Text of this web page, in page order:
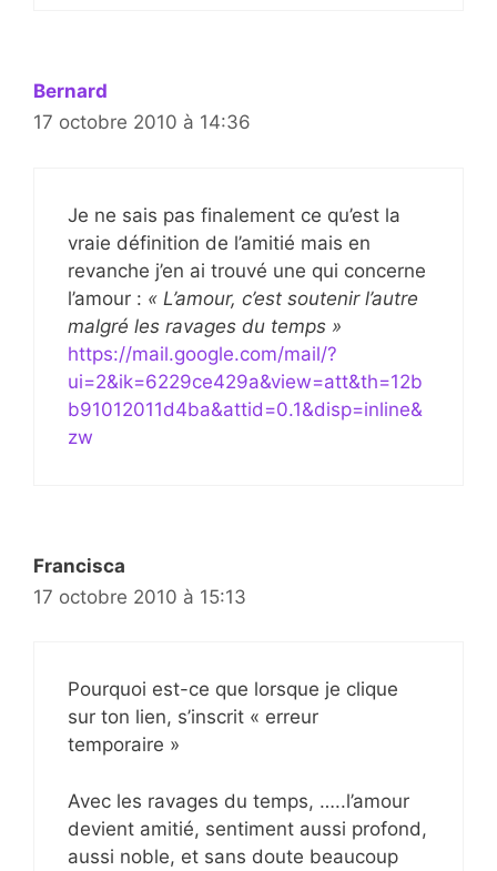
Bernard
17 octobre 2010 à 14:36
Je ne sais pas finalement ce qu’est la
vraie définition de l’amitié mais en
revanche j’en ai trouvé une qui concerne
l’amour : « L’amour, c’est soutenir l’autre
malgré les ravages du temps »
https://mail.google.com/mail/?
ui=2&ik=6229ce429a&view=att&th=12b
b91012011d4ba&attid=0.1&disp=inline&
zw
Francisca
17 octobre 2010 à 15:13
Pourquoi est-ce que lorsque je clique
sur ton lien, s’inscrit « erreur
temporaire »
Avec les ravages du temps, …..l’amour
devient amitié, sentiment aussi profond,
aussi noble, et sans doute beaucoup